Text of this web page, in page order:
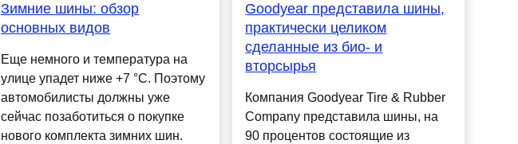
Зимние шины: обзор
основных видов
Еще немного и температура на
улице упадет ниже +7 °C. Поэтому
автомобилисты должны уже
сейчас позаботиться о покупке
нового комплекта зимних шин.
Goodyear представила шины,
практически целиком
сделанные из био- и
вторсырья
Компания Goodyear Tire & Rubber
Company представила шины, на
90 процентов состоящие из